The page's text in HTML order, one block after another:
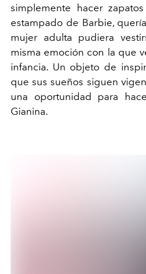
simplemente hacer
estampado de Barbie,
mujer adulta pudiera
misma emoción con la que
infancia. Un objeto de
que sus sueños siguen
una oportunidad para
Gianina.